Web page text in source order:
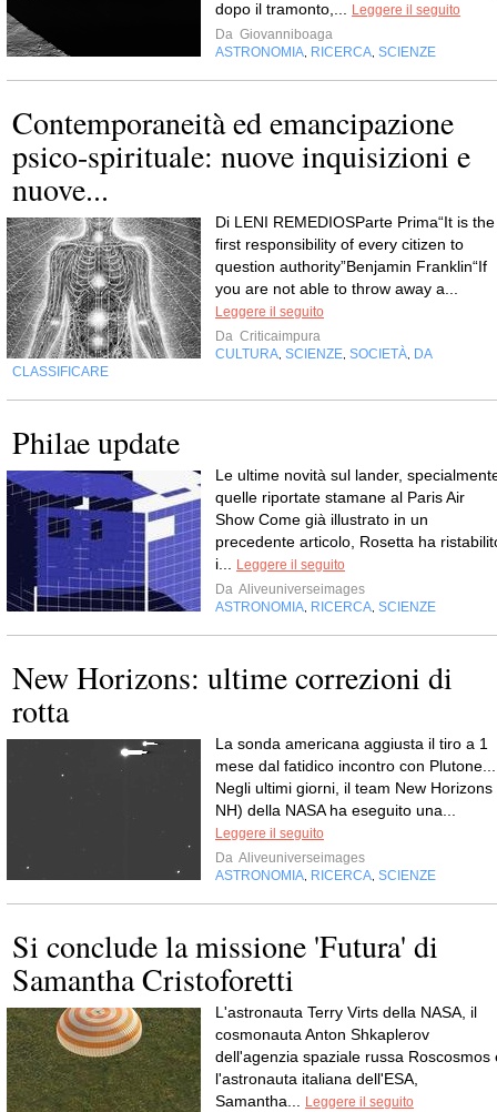
dopo il tramonto,...
Leggere il seguito
Da Giovanniboaga
ASTRONOMIA RICERCA SCIENZE
Contemporaneità ed emancipazione
psico-spirituale: nuove inquisizioni e
nuove...
Di LENI REMEDIOSParte Prima“It is the
first responsibility of every citizen to
question authority”Benjamin Franklin“If
you are not able to throw away a...
Leggere il seguito
Da Criticaimpura
CULTURA SCIENZE SOCIETÀ DA
CLASSIFICARE
Philae update
Le ultime novità sul lander,
quelle riportate stamane al Paris Air
Show Come già illustrato in un
precedente articolo, Rosetta ha
i...
Leggere il seguito
Da Aliveuniverseimages
ASTRONOMIA RICERCA SCIENZE
New Horizons: ultime correzioni di
rotta
La sonda americana aggiusta il tiro a 1
mese dal fatidico incontro con Plutone...
Negli ultimi giorni, il team New Horizons
NH) della NASA ha eseguito una...
Leggere il seguito
Da Aliveuniverseimages
ASTRONOMIA RICERCA SCIENZE
Si conclude la missione 'Futura' di
Samantha Cristoforetti
L'astronauta Terry Virts della NASA, il
cosmonauta Anton Shkaplerov
dell'agenzia spaziale russa Roscosmos
l'astronauta italiana dell'ESA,
Samantha...
Leggere il seguito